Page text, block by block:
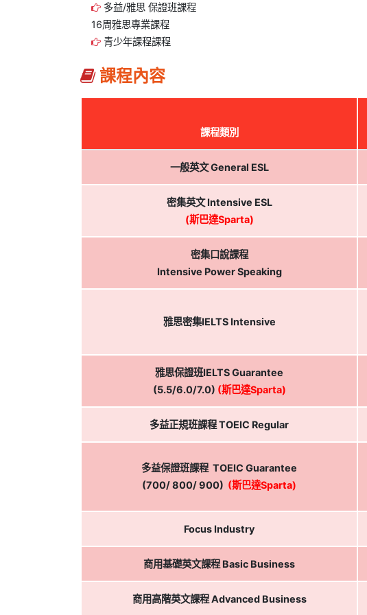
多益/雅思 保證班課程
16周雅思專業課程
青少年課程課程
課程內容
課程類別
一般英文 General ESL
密集英文 Intensive ESL
(斯巴達Sparta)
密集口說課程
Intensive Power Speaking
雅思密集IELTS Intensive
雅思保證班IELTS Guarantee
(5.5/6.0/7.0) (斯巴達Sparta)
多益正規班課程 TOEIC Regular
多益保證班課程 TOEIC Guarantee
(700/ 800/ 900) (斯巴達Sparta)
Focus Industry
商用基礎英文課程 Basic Business
商用高階英文課程 Advanced Business